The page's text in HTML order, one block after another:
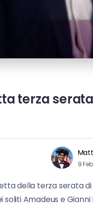
terza
9
della terza serata di
soliti Amadeus e